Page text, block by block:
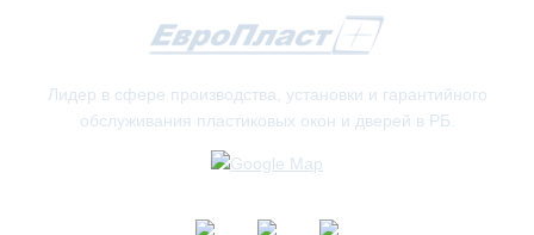
Лидер в сфере производства, установки и гарантийного
обслуживания пластиковых окон и дверей в РБ.